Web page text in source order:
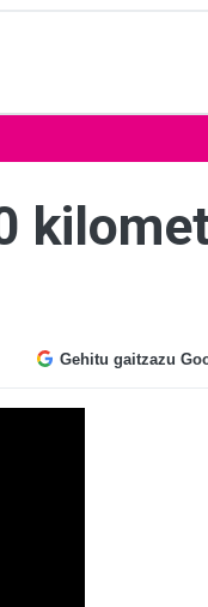
Gehitu gaitzazu